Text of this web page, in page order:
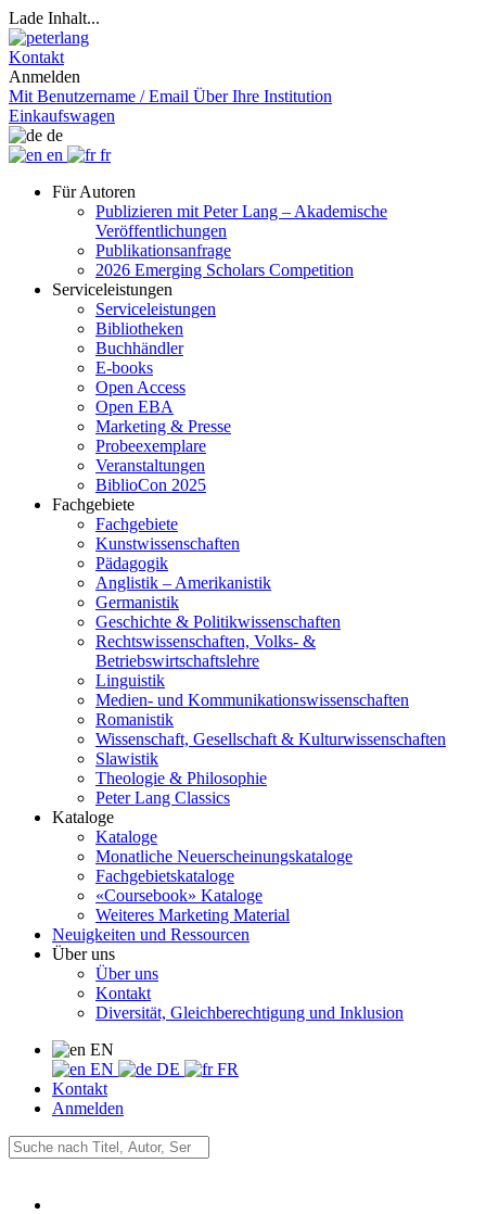
Lade Inhalt...
Kontakt
Anmelden
Mit Benutzername / Email Über Ihre Institution
Einkaufswagen
de
en
fr
Für Autoren
Publizieren mit Peter Lang – Akademische
Veröffentlichungen
Publikationsanfrage
2026 Emerging Scholars Competition
Serviceleistungen
Serviceleistungen
Bibliotheken
Buchhändler
E-books
Open Access
Open EBA
Marketing & Presse
Probeexemplare
Veranstaltungen
BiblioCon 2025
Fachgebiete
Fachgebiete
Kunstwissenschaften
Pädagogik
Anglistik – Amerikanistik
Germanistik
Geschichte & Politikwissenschaften
Rechtswissenschaften, Volks- &
Betriebswirtschaftslehre
Linguistik
Medien- und Kommunikationswissenschaften
Romanistik
Wissenschaft, Gesellschaft & Kulturwissenschaften
Slawistik
Theologie & Philosophie
Peter Lang Classics
Kataloge
Kataloge
Monatliche Neuerscheinungskataloge
Fachgebietskataloge
«Coursebook» Kataloge
Weiteres Marketing Material
Neuigkeiten und Ressourcen
Über uns
Über uns
Kontakt
Diversität, Gleichberechtigung und Inklusion
EN
EN
DE
FR
Kontakt
Anmelden